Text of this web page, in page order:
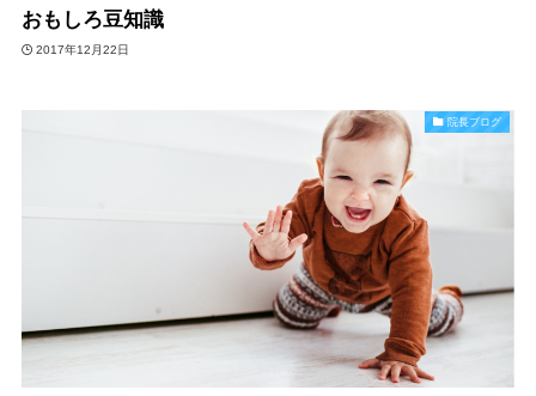
おもしろ豆知識
2017年12月22日
院長ブログ